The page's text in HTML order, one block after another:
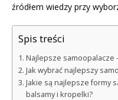
źródłem wiedzy przy
Spis treści
Najlepsze samoopalacze
Jak wybrać najlepszy
Jakie są najlepsze formy
balsamy i kropelki?